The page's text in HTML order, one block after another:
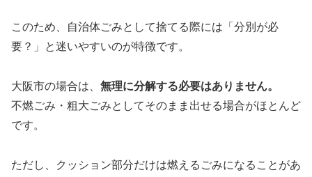
このため、自治体ごみとして捨てる際には「分別が必
要？」と迷いやすいのが特徴です。
大阪市の場合は、 無理に分解する必要はありません。
不燃ごみ・粗大ごみとしてそのまま出せる場合がほとんど
です。
ただし、クッション部分だけは燃えるごみになることがあ